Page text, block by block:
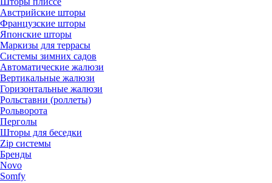
Австрийские шторы
Французские шторы
Японские шторы
Маркизы для террасы
Системы зимних садов
Автоматические жалюзи
Вертикальные жалюзи
Горизонтальные жалюзи
Рольставни (роллеты)
Рольворота
Перголы
Шторы для беседки
Zip системы
Бренды
Novo
Somfy